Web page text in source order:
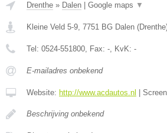
Drenthe » Dalen Google maps ▼
Kleine Veld 5-9, 7751 BG Dalen (Drenthe
Tel: 0524-551800, Fax: -, KvK: -
E-mailadres onbekend
Website: http://www.acdautos.nl
Beschrijving onbekend